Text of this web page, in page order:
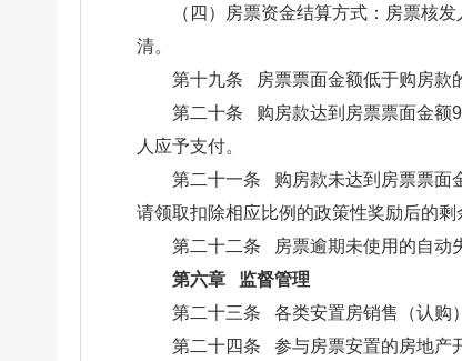
（四）房票资金结算方式：房票核
清。
第十九条 房票票面金额低于购房款
第二十条 购房款达到房票票面金额
人应予支付。
第二十一条 购房款未达到房票票面
请领取扣除相应比例的政策性奖励后的剩
第二十二条 房票逾期未使用的自动
第六章 监督管理
第二十三条 各类安置房销售（认购
第二十四条 参与房票安置的房地产